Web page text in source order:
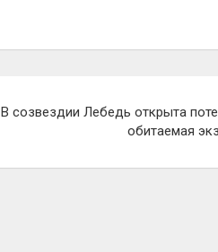
В созвездии Лебедь открыта
обитаемая